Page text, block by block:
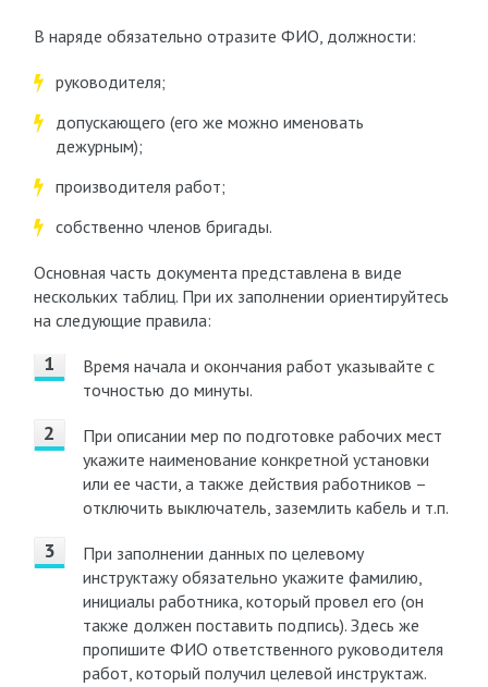
В наряде обязательно отразите ФИО, должности:
руководителя;
допускающего (его же можно именовать
дежурным);
производителя работ;
собственно членов бригады.
Основная часть документа представлена в виде
нескольких таблиц. При их заполнении ориентируйтесь
на следующие правила:
Время начала и окончания работ указывайте с
точностью до минуты.
При описании мер по подготовке рабочих мест
укажите наименование конкретной установки
или ее части, а также действия работников –
отключить выключатель, заземлить кабель и т.п.
При заполнении данных по целевому
инструктажу обязательно укажите фамилию,
инициалы работника, который провел его (он
также должен поставить подпись). Здесь же
пропишите ФИО ответственного руководителя
работ, который получил целевой инструктаж.